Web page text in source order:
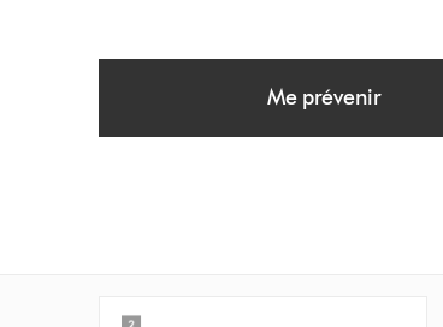
Me prévenir